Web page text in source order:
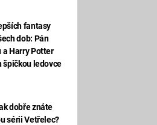
fantasy
dob: Pán
a Harry Potter
špičkou ledovce
dobře znáte
sérii Vetřelec?